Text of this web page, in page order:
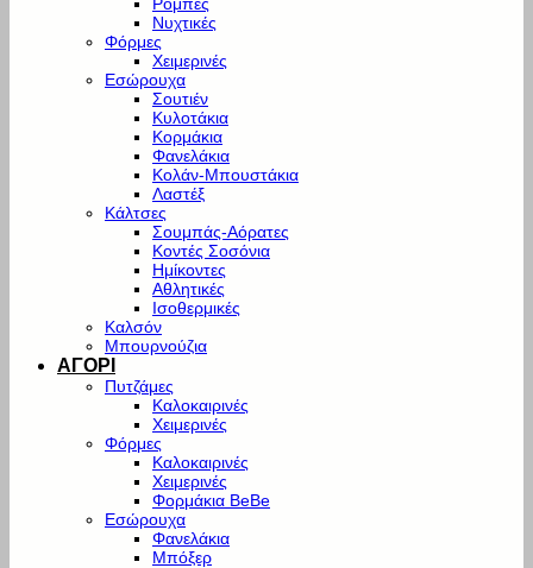
Νυχτικές
Φόρμες
Χειμερινές
Εσώρουχα
Σουτιέν
Κυλοτάκια
Κορμάκια
Φανελάκια
Κολάν-Μπουστάκια
Λαστέξ
Κάλτσες
Σουμπάς-Αόρατες
Κοντές Σοσόνια
Ημίκοντες
Αθλητικές
Ισοθερμικές
Καλσόν
Μπουρνούζια
ΑΓΟΡΙ
Πυτζάμες
Καλοκαιρινές
Χειμερινές
Φόρμες
Καλοκαιρινές
Χειμερινές
Φορμάκια BeBe
Εσώρουχα
Φανελάκια
Μπόξερ